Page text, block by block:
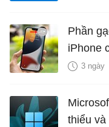
Phần
iPhone
hiểm?
3 ngày
thiểu